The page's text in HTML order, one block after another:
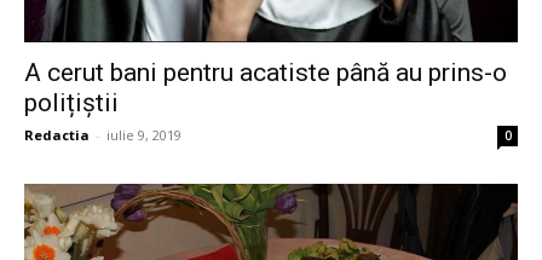
A cerut bani pentru acatiste până au prins-o
polițiștii
Redactia - iulie 9, 2019 0